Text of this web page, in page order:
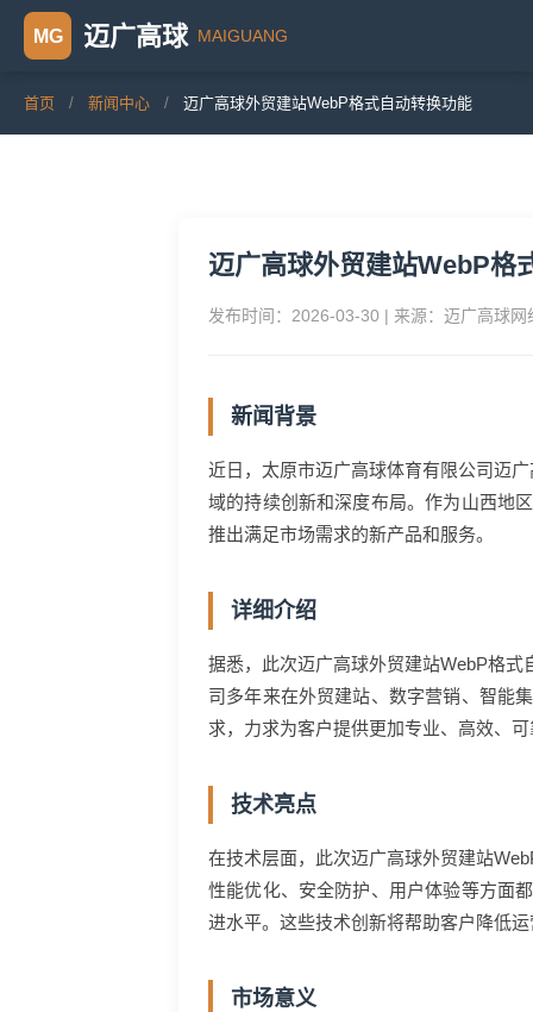
MG 迈广高球 MAIGUANG
首页 / 新闻中心 / 迈广高球外贸建站WebP格式自动转换功能
迈广高球外贸建站WebP格
发布时间：2026-03-30 | 来源：迈广高球
新闻背景
近日，太原市迈广高球体育有限公司迈
域的持续创新和深度布局。作为山西地
推出满足市场需求的新产品和服务。
详细介绍
据悉，此次迈广高球外贸建站WebP格
司多年来在外贸建站、数字营销、智能
求，力求为客户提供更加专业、高效、
技术亮点
在技术层面，此次迈广高球外贸建站
性能优化、安全防护、用户体验等方面
进水平。这些技术创新将帮助客户降低
市场意义